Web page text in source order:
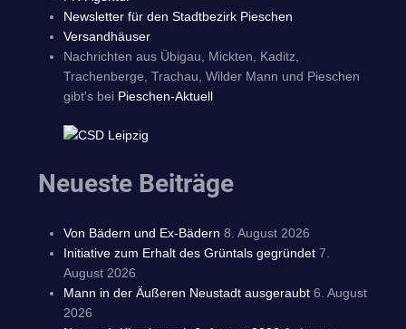
Newsletter für den Stadtbezirk Pieschen
Versandhäuser
Nachrichten aus Übigau, Mickten, Kaditz,
Trachenberge, Trachau, Wilder Mann und Pieschen
gibt's bei Pieschen-Aktuell
Neueste Beiträge
Von Bädern und Ex-Bädern 8. August 2026
Initiative zum Erhalt des Grüntals gegründet 7.
August 2026
Mann in der Äußeren Neustadt ausgeraubt 6. August
2026